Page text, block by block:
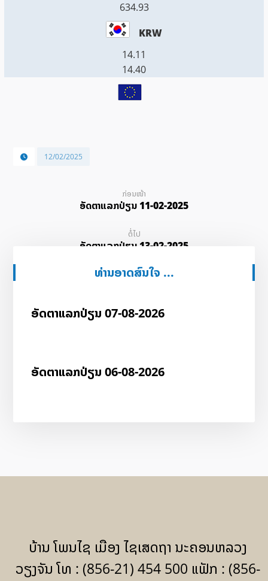
634.93
KRW
14.11
14.40
12/02/2025
ກ່ອນໜ້າ
ອັດ​ຕາ​ແລກ​ປ່ຽນ 11-02-2025
ຕໍ່ໄປ
ອັດ​ຕາ​ແລກ​ປ່ຽນ 13-02-2025
ທ່ານອາດສົນໃຈ ...
ອັດ​ຕາ​ແລກ​ປ່ຽນ 07-08-2026
ອັດ​ຕາ​ແລກ​ປ່ຽນ 06-08-2026
ບ້ານ ໂພນໄຊ ເມືອງ ໄຊເສດຖາ ນະຄອນຫລວງ
ວຽງຈັນ ໂທ : (856-21) 454 500 ແຟັກ : (856-